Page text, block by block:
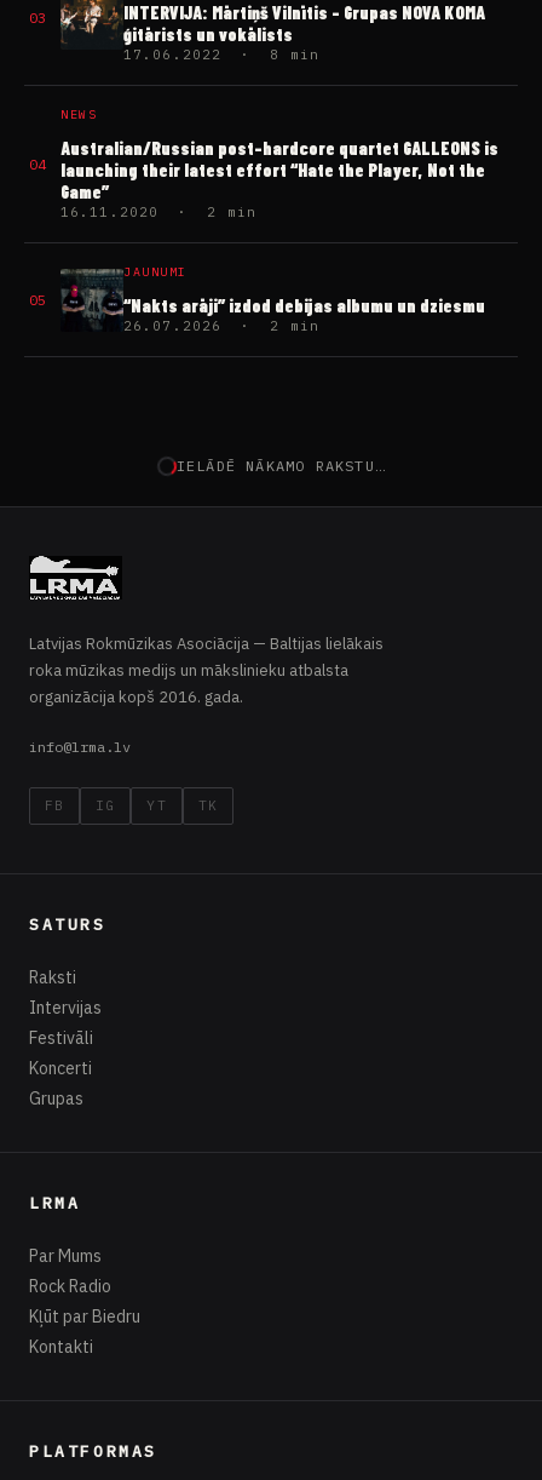
03
INTERVIJA: Mārtiņš Vilnītis – Grupas NOVA KOMA
ģitārists un vokālists
17.06.2022 · 8 min
04
NEWS
Australian/Russian post-hardcore quartet GALLEONS is
launching their latest effort “Hate the Player, Not the
Game”
16.11.2020 · 2 min
05
JAUNUMI
“Nakts arāji” izdod debijas albumu un dziesmu
26.07.2026 · 2 min
NĀKAMAIS RAKSTS
20.-21.maijā norisināsies
brīvdabas festivāls “foRest”
26.04.2022 · Latvijas Rokmūzikas
Asociācija · 3 min lasīšana